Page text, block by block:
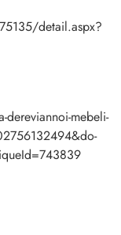
detail.aspx?
dereviannoi-mebeli-